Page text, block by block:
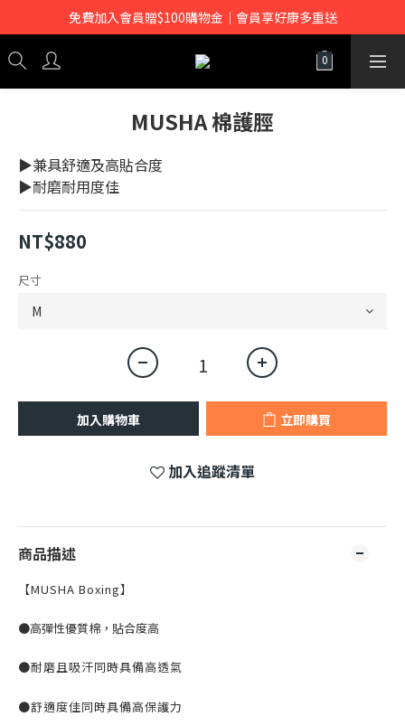
免費加入會員贈$100購物金｜會員享好康多重送
MUSHA 棉護脛
▶兼具舒適及高貼合度
▶耐磨耐用度佳
NT$880
尺寸
加入購物車 立即購買
加入追蹤清單
商品描述
【MUSHA Boxing】
●高彈性優質棉，貼合度高
●耐磨且吸汗同時具備高透氣
●舒適度佳同時具備高保護力